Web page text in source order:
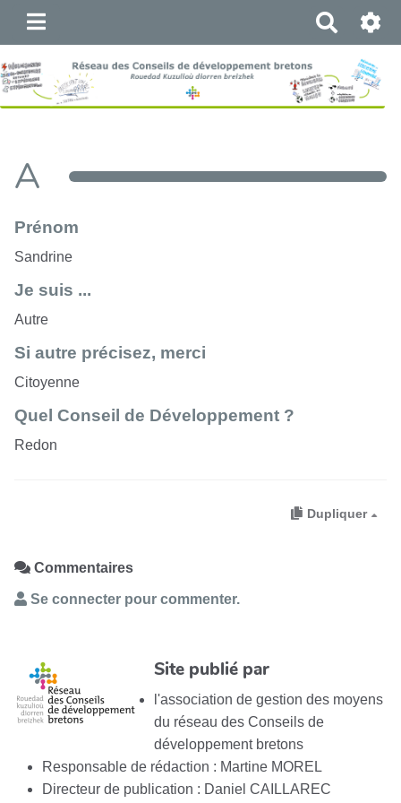
e
h
e
h
A
Prénom
Sandrine
Je suis ...
Autre
Si autre précisez, merci
Citoyenne
Quel Conseil de Développement ?
Redon
Dupliquer
Commentaires
Se connecter pour commenter.
Site publié par
l'association de gestion des moyens
du réseau des Conseils de
développement bretons
Responsable de rédaction : Martine MOREL
Directeur de publication : Daniel CAILLAREC